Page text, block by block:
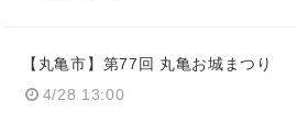
【丸亀市】第77回 丸亀お城まつり
4/28 13:00